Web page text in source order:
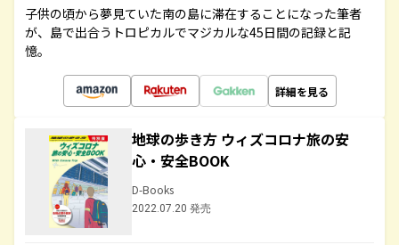
子供の頃から夢見ていた南の島に滞在することになった筆者
が、島で出合うトロピカルでマジカルな45日間の記録と記
憶。
詳細を見る
地球の歩き方 ウィズコロナ旅の安
心・安全BOOK
D-Books
2022.07.20 発売